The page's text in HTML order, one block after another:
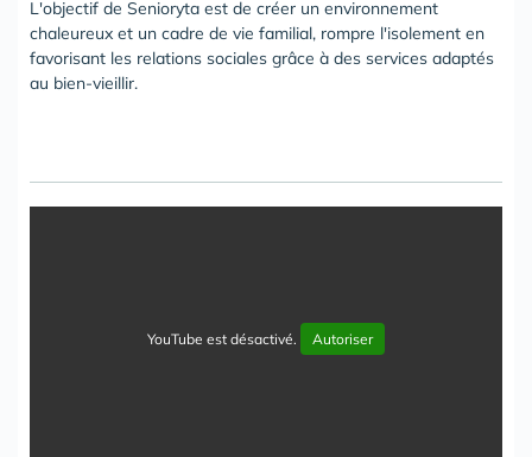
L'objectif de Senioryta est de créer un environnement
chaleureux et un cadre de vie familial, rompre l'isolement en
favorisant les relations sociales grâce à des services adaptés
au bien-vieillir.
YouTube est désactivé. Autoriser